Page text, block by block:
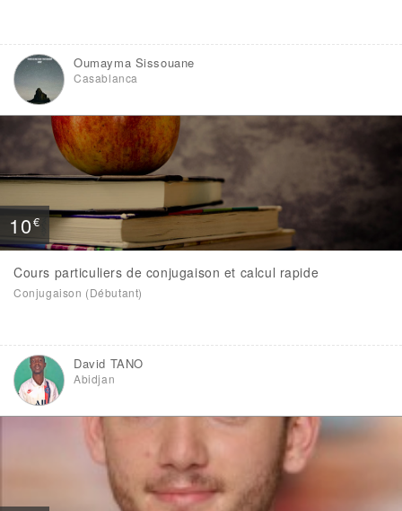
Oumayma Sissouane
Casablanca
10€
Cours particuliers de conjugaison et calcul rapide
Conjugaison (Débutant)
David TANO
Abidjan